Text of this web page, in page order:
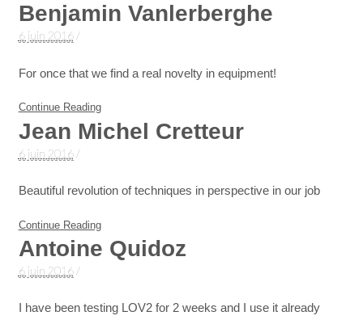
Benjamin Vanlerberghe
6 juin 2016 /
For once that we find a real novelty in equipment!
Continue Reading
Jean Michel Cretteur
6 juin 2016 /
Beautiful revolution of techniques in perspective in our job
Continue Reading
Antoine Quidoz
6 juin 2016 /
I have been testing LOV2 for 2 weeks and I use it already